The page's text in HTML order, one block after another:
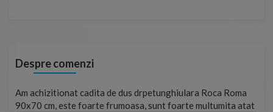
Despre comenzi
Am achizitionat cadita de dus drpetunghiulara Roca Roma
90x70 cm, este foarte frumoasa, sunt foarte multumita atat